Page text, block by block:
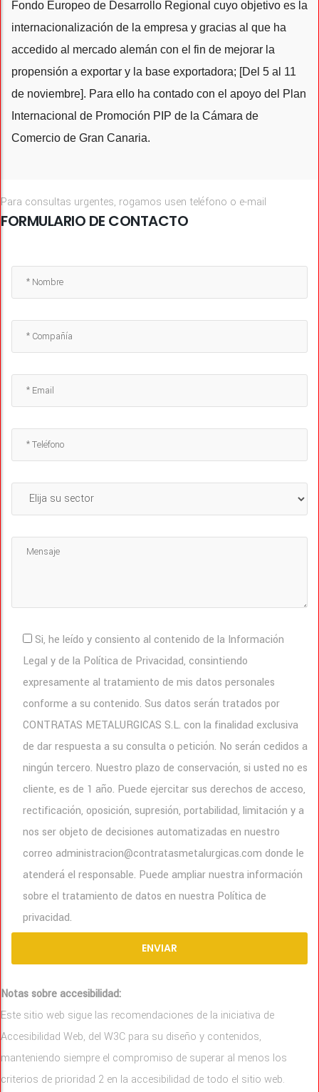
Fondo Europeo de Desarrollo Regional cuyo objetivo es la
internacionalización de la empresa y gracias al que ha
accedido al mercado alemán con el fin de mejorar la
propensión a exportar y la base exportadora; [Del 5 al 11
de noviembre]. Para ello ha contado con el apoyo del Plan
Internacional de Promoción PIP de la Cámara de
Comercio de Gran Canaria.
Para consultas urgentes, rogamos usen teléfono o e-mail
FORMULARIO DE CONTACTO
Si, he leído y consiento al contenido de la Información
Legal y de la Política de Privacidad, consintiendo
expresamente al tratamiento de mis datos personales
conforme a su contenido. Sus datos serán tratados por
CONTRATAS METALURGICAS S.L. con la finalidad exclusiva
de dar respuesta a su consulta o petición. No serán cedidos a
ningún tercero. Nuestro plazo de conservación, si usted no es
cliente, es de 1 año. Puede ejercitar sus derechos de acceso,
rectificación, oposición, supresión, portabilidad, limitación y a
nos ser objeto de decisiones automatizadas en nuestro
correo administracion@contratasmetalurgicas.com donde le
atenderá el responsable. Puede ampliar nuestra información
sobre el tratamiento de datos en nuestra Política de
privacidad.
Notas sobre accesibilidad:
Este sitio web sigue las recomendaciones de la iniciativa de
Accesibilidad Web, del W3C para su diseño y contenidos,
manteniendo siempre el compromiso de superar al menos los
criterios de prioridad 2 en la accesibilidad de todo el sitio web.